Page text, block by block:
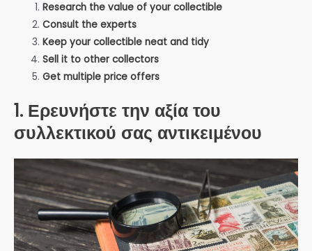
Research the value of your collectible
Consult the experts
Keep your collectible neat and tidy
Sell it to other collectors
Get multiple price offers
1. Ερευνήστε την αξία του
συλλεκτικού σας αντικειμένου